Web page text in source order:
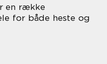
en række
for både heste og